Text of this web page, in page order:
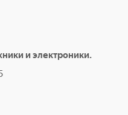
и электроники.